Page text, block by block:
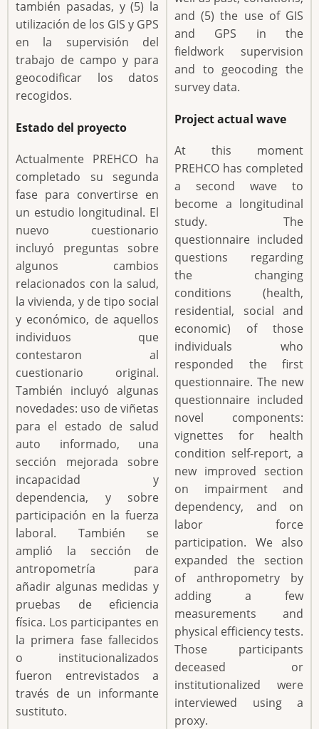
también pasadas, y (5) la
utilización de los GIS y GPS
en la supervisión del
trabajo de campo y para
geocodificar los datos
recogidos.
Estado del proyecto
Actualmente PREHCO ha
completado su segunda
fase para convertirse en
un estudio longitudinal. El
nuevo cuestionario
incluyó preguntas sobre
algunos cambios
relacionados con la salud,
la vivienda, y de tipo social
y económico, de aquellos
individuos que
contestaron al
cuestionario original.
También incluyó algunas
novedades: uso de viñetas
para el estado de salud
auto informado, una
sección mejorada sobre
incapacidad y
dependencia, y sobre
participación en la fuerza
laboral. También se
amplió la sección de
antropometría para
añadir algunas medidas y
pruebas de eficiencia
física. Los participantes en
la primera fase fallecidos
o institucionalizados
fueron entrevistados a
través de un informante
sustituto.
and (5) the use of GIS
and GPS in the
fieldwork supervision
and to geocoding the
survey data.
Project actual wave
At this moment
PREHCO has completed
a second wave to
become a longitudinal
study. The
questionnaire included
questions regarding
the changing
conditions (health,
residential, social and
economic) of those
individuals who
responded the first
questionnaire. The new
questionnaire included
novel components:
vignettes for health
condition self-report, a
new improved section
on impairment and
dependency, and on
labor force
participation. We also
expanded the section
of anthropometry by
adding a few
measurements and
physical efficiency tests.
Those participants
deceased or
institutionalized were
interviewed using a
proxy.